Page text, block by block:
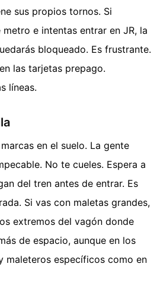
sus propios tornos. Si
e intentas entrar en JR, la
bloqueado. Es frustrante.
las tarjetas prepago.
líneas.
en el suelo. La gente
No te cueles. Espera a
del tren antes de entrar. Es
Si vas con maletas grandes,
extremos del vagón donde
de espacio, aunque en los
maleteros específicos como en